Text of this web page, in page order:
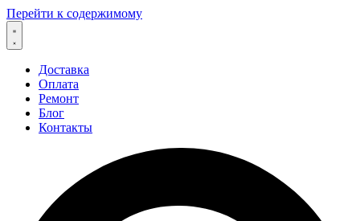
Перейти к содержимому
Доставка
Оплата
Ремонт
Блог
Контакты